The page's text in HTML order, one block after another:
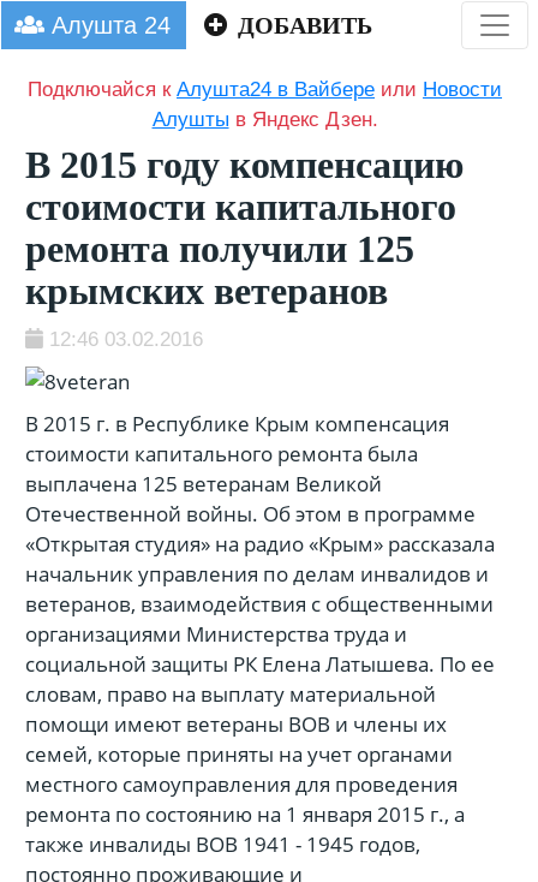
Алушта 24 ДОБАВИТЬ
Подключайся кАлушта24 в Вайбере или Новости
Алушты в Яндекс Дзен.
В 2015 году компенсацию
стоимости капитального
ремонта получили 125
крымских ветеранов
12:46 03.02.2016
В 2015 г. в Республике Крым компенсация
стоимости капитального ремонта была
выплачена 125 ветеранам Великой
Отечественной войны. Об этом в программе
«Открытая студия» на радио «Крым» рассказала
начальник управления по делам инвалидов и
ветеранов, взаимодействия с общественными
организациями Министерства труда и
социальной защиты РК Елена Латышева. По ее
словам, право на выплату материальной
помощи имеют ветераны ВОВ и члены их
семей, которые приняты на учет органами
местного самоуправления для проведения
ремонта по состоянию на 1 января 2015 г., а
также инвалиды ВОВ 1941 - 1945 годов,
постоянно проживающие и